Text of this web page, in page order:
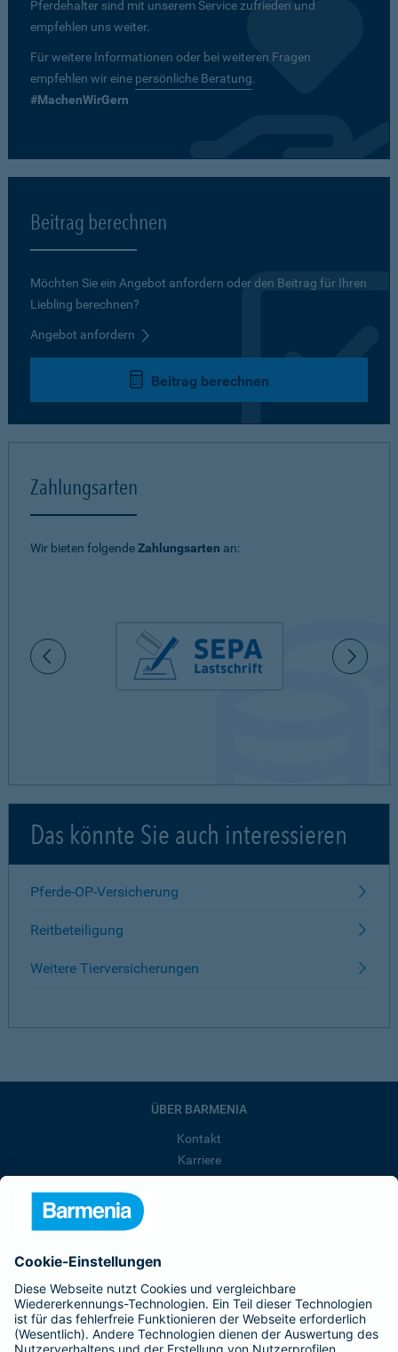
Pferdehalter sind mit unserem Service zufrieden und
empfehlen uns weiter.
Für weitere Informationen oder bei weiteren Fragen
empfehlen wir eine persönliche Beratung.
#MachenWirGern
Beitrag berechnen
Möchten Sie ein Angebot anfordern oder den Beitrag für Ihren
Liebling berechnen?
Angebot anfordern
Beitrag berechnen
Zahlungsarten
Wir bieten folgendeZahlungsarten an:
Das könnte Sie auch interessieren
Pferde-OP-Versicherung
Reitbeteiligung
Weitere Tierversicherungen
ÜBER BARMENIA
Kontakt
Karriere
Barmenia ist Teil der BarmeniaGothaer
BELIEBTE SEITEN
Kranken-Zusatzversicherung